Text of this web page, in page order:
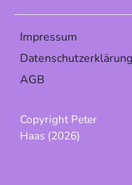
Impressum
Datenschutzerklärung
AGB
Copyright Peter
Haas (2026)